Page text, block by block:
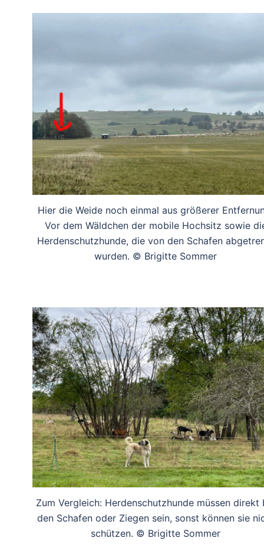
Hier die Weide noch einmal aus größerer
Vor dem Wäldchen der mobile Hochsitz sowie
Herdenschutzhunde, die von den Schafen
wurden. © Brigitte Sommer
Zum Vergleich: Herdenschutzhunde müssen direkt
den Schafen oder Ziegen sein, sonst können sie
schützen. © Brigitte Sommer